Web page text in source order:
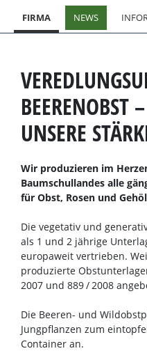
FIRMA NEWS
BEERENOBST
UNSERE
Wir produzieren im
Baumschullandes alle
für Obst, Rosen und
Die vegetativ und
als 1 und 2 jährige
europaweit vertrieben.
produzierte
2007 und 889 / 2008
Die Beeren- und
Jungpflanzen zum
Container an.